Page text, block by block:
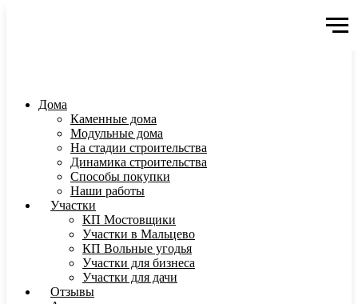
Дома
Каменные дома
Модульные дома
На стадии строительства
Динамика строительства
Способы покупки
Наши работы
Участки
КП Мостовщики
Участки в Мальцево
КП Вольные угодья
Участки для бизнеса
Участки для дачи
Отзывы